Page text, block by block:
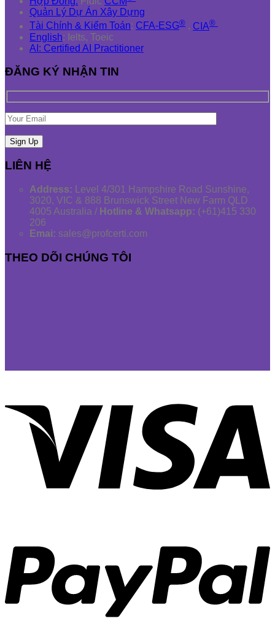
Quản Lý Dự Án Xây Dựng
Tài Chính & Kiểm Toán: CFA-ESG® , CIA®
English: Ielts, Toeic
AI: Certified AI Practitioner
ĐĂNG KÝ NHẬN TIN
LIÊN HỆ
Address: Level 4/301 Hampshire Road Sunshine,
3020, VIC & 888 Brunswick Street New Farm QLD
4005 Australia / Hotline & Whatsapp: (+61)415 330
206
Emai: sales@profcerti.com
THEO DÕI CHÚNG TÔI